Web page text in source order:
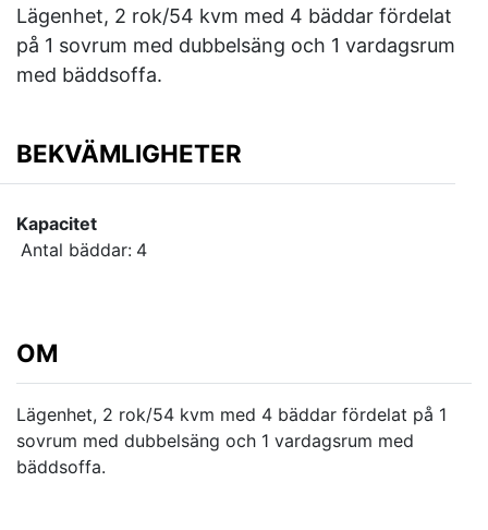
Lägenhet, 2 rok/54 kvm med 4 bäddar fördelat
på 1 sovrum med dubbelsäng och 1 vardagsrum
med bäddsoffa.
BEKVÄMLIGHETER
Kapacitet
Antal bäddar: 4
OM
Lägenhet, 2 rok/54 kvm med 4 bäddar fördelat på 1
sovrum med dubbelsäng och 1 vardagsrum med
bäddsoffa.